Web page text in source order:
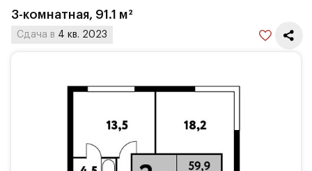
3-комнатная, 91.1 м²
Сдача в 4 кв. 2023